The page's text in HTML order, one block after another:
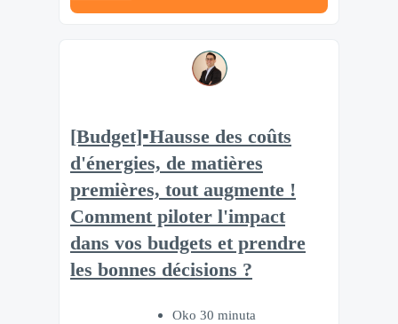
[Budget]▪️Hausse des coûts
d'énergies, de matières
premières, tout augmente !
Comment piloter l'impact
dans vos budgets et prendre
les bonnes décisions ?
Oko 30 minuta